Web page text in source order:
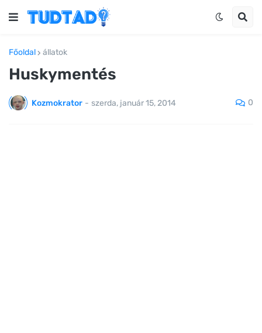
Főoldal állatok
Huskymentés
Kozmokrator - szerda, január 15, 2014 0